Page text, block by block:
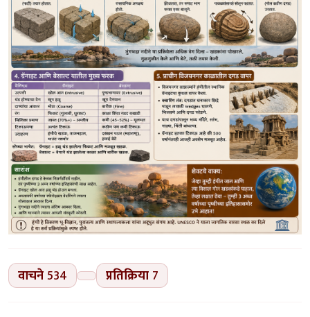
वाचने534 प्रतिक्रिया 7